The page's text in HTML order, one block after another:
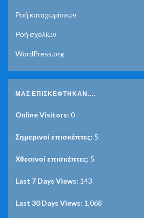
Ροή καταχωρίσεων
Ροή σχολίων
WordPress.org
ΜΑΣ ΕΠΙΣΚΈΦΤΗΚΑΝ....
Online Visitors: 0
Σημερινοί επισκέπτες: 5
Χθεσινοί επισκέπτες: 5
Last 7 Days Views: 143
Last 30 Days Views: 1,068